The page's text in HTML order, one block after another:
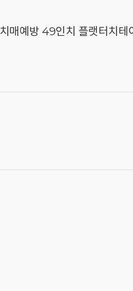
치매예방 49인치 플랫터치테